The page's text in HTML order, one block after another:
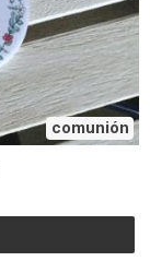
comunión